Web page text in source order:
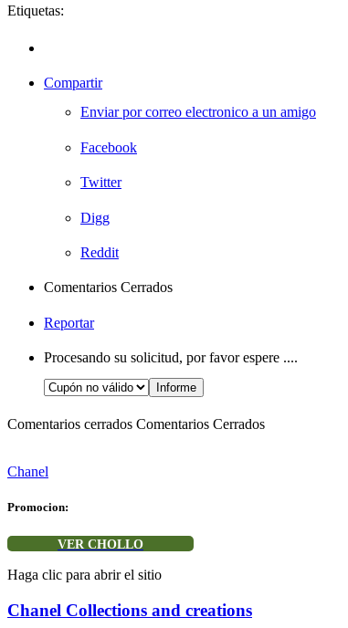
Etiquetas:
Compartir
Enviar por correo electronico a un amigo
Facebook
Twitter
Digg
Reddit
Comentarios Cerrados
Reportar
Procesando su solicitud, por favor espere ....
Comentarios cerrados Comentarios Cerrados
Chanel
Promocion:
VER CHOLLO
Haga clic para abrir el sitio
Chanel Collections and creations